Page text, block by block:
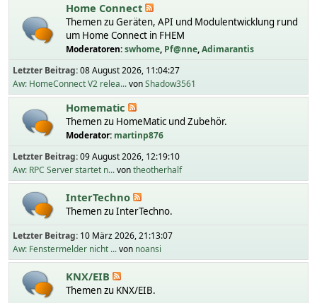
Home Connect
Themen zu Geräten, API und Modulentwicklung rund
um Home Connect in FHEM
Moderatoren:swhome, Pf@nne,Adimarantis
Letzter Beitrag:08 August 2026, 11:04:27
Aw: HomeConnect V2 relea...vonShadow3561
Homematic
Themen zu HomeMatic und Zubehör.
Moderator: martinp876
Letzter Beitrag:09 August 2026, 12:19:10
Aw: RPC Server startet n...vontheotherhalf
InterTechno
Themen zu InterTechno.
Letzter Beitrag: 10 März 2026, 21:13:07
Aw: Fenstermelder nicht ...von noansi
KNX/EIB
Themen zu KNX/EIB.